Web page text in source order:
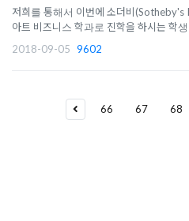
저희를 통해서 이번에 소더비
아트 비즈니스 학과로 진학을 하시는 학
유학원을 방문을 하셔서 열심히 준비를 하
과가 있었던 것 같습니다. 저희의 꾸준한
2018-09-05 9602
66 67 68